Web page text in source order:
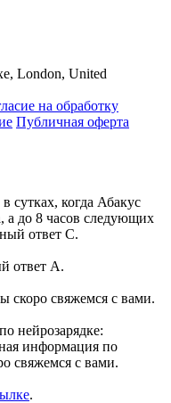
London, United
на обработку
Публичная оферта
сутках, когда Абакус
а до 8 часов следующих
ответ С.
ответ А.
скоро свяжемся с вами.
нейрозарядке:
информация по
свяжемся с вами.
.